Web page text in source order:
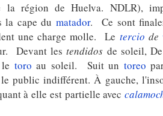
la région de Huelva. NDLR),
la cape du matador. Ce sont
une charge molle. Le tercio de
Devant lestendidos de soleil,
toro au soleil. Suit un toreo
public indifférent. À gauche,
à elle est partielle avec